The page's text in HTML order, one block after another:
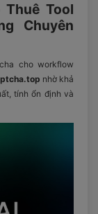
Tool
Chuyên
cho workflow
nhờ khả
tính ổn định và